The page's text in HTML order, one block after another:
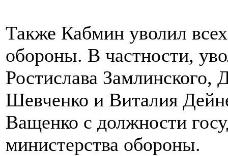
Также Кабмин уволил
обороны. В частности,
Ростислава
Шевченко и Виталия
Ващенко с должности
министерства обороны.